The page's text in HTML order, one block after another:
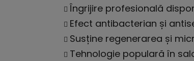
Îngrijire profesională
Efect antibacterian și
Susține regenerarea și
Tehnologie populară în